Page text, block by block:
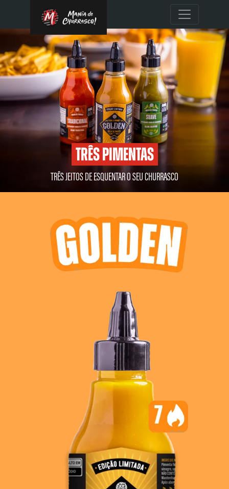
Três pimentas
TRÊS JEITOS DE ESQUENTAR O SEU CHURRASCO